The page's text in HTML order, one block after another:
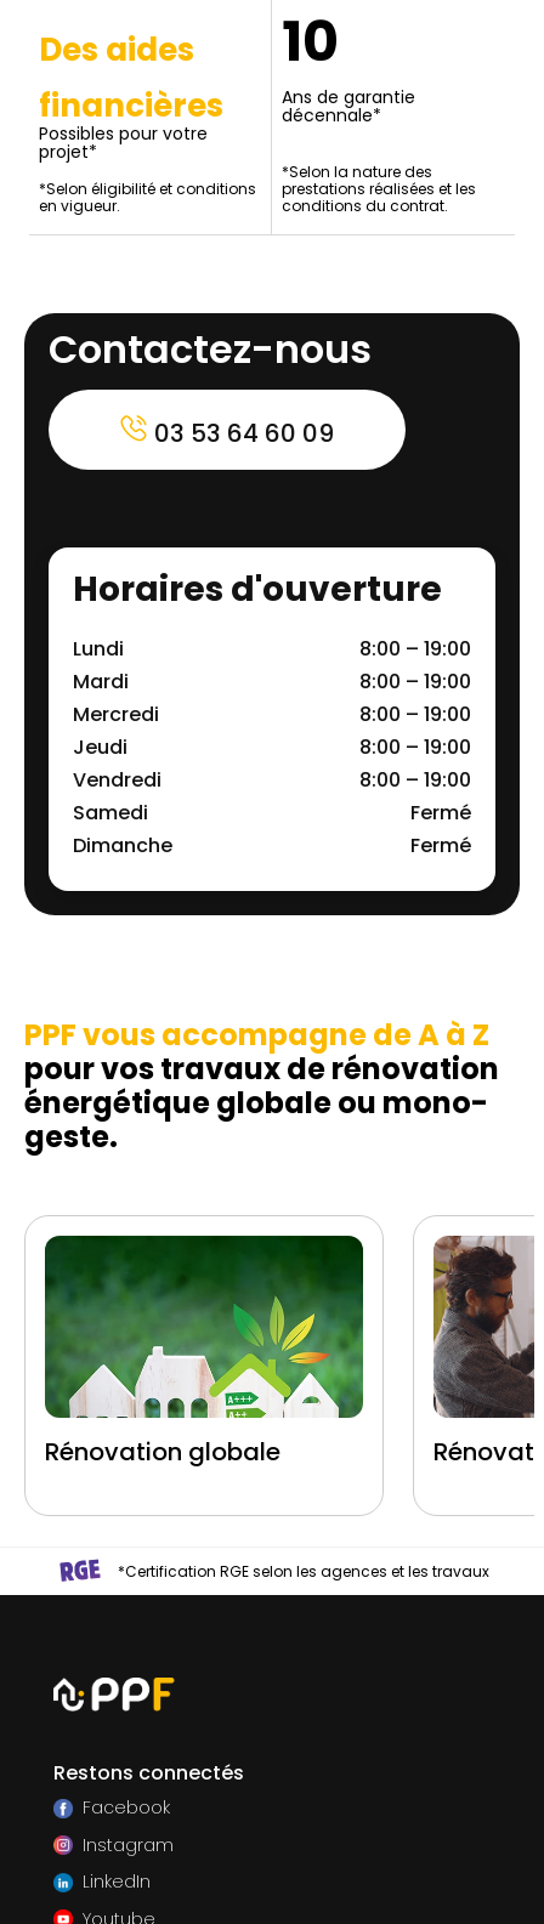
Des aides
financières
Possibles pour votre
projet*
*Selon éligibilité et conditions
en vigueur.
10
Ans de garantie
décennale*
*Selon la nature des
prestations réalisées et les
conditions du contrat.
Contactez-nous
03 53 64 60 09
Horaires d'ouverture
Lundi
8:00 – 19:00
Mardi
8:00 – 19:00
Mercredi
8:00 – 19:00
Jeudi
8:00 – 19:00
Vendredi
8:00 – 19:00
Samedi
Fermé
Dimanche
Fermé
PPF vous accompagne de A à Z
pour vos travaux de rénovation
énergétique globale ou mono-
geste.
Rénovation globale
*Certification RGE selon les agences et les travaux
Restons connectés
Facebook
Instagram
LinkedIn
Youtube